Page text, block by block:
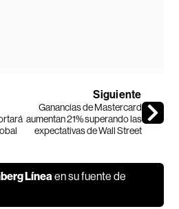
Siguiente
Ganancias de Mastercard
aumentan 21% superando las
expectativas de Wall Street
Líneaen su fuente de